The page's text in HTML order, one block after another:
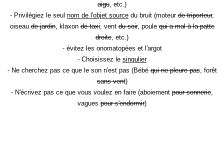
aigu, etc.)
- Privilégiez le seul nom de l'objet source du bruit (moteur de triporteur,
oiseaude jardin, klaxonde taxi, ventdu soir, poulequi a mal à la patte
droite, etc.)
- évitez les onomatopées et l'argot
- Choisissez le singulier
- Ne cherchez pas ce que le son n'est pas (Bébéqui ne pleure pas, forêt
sans vent)
- N'écrivez pas ce que vous voulez en faire (aboiement pour sonnerie,
vagues pour s'endormir)